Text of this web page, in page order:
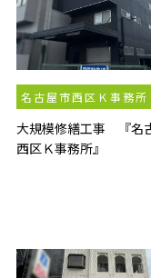
名古屋市西区Ｋ事務所
大規模修繕工事 『名
西区Ｋ事務所』